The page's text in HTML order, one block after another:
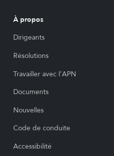
À propos
Dirigeants
Résolutions
Travailler avec l’APN
Documents
Nouvelles
Code de conduite
Accessibilité